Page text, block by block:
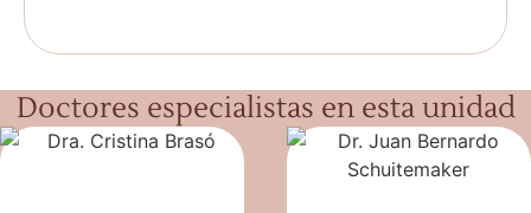
Doctores especialistas en esta unidad